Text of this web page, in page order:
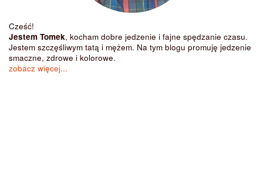
Cześć!
Jestem Tomek, kocham dobre jedzenie i fajne spędzanie czasu.
Jestem szczęśliwym tatą i mężem. Na tym blogu promuję jedzenie
smaczne, zdrowe i kolorowe.
zobacz więcej...